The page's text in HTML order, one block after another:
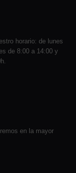
horario: de lunes
de 8:00 a 14:00 y
en la mayor